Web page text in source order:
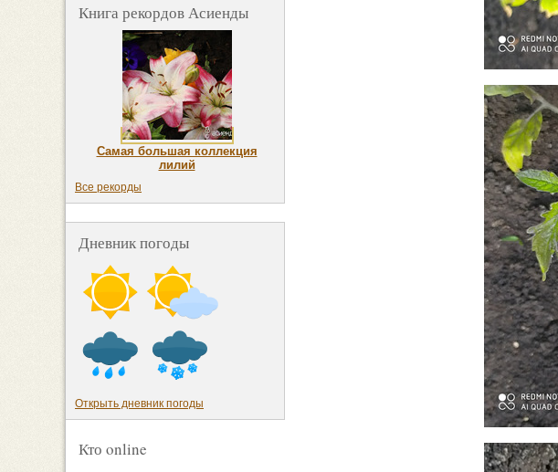
Книга рекордов Асиенды
Самая большая коллекция
лилий
Все рекорды
Дневник погоды
Открыть дневник погоды
Кто online